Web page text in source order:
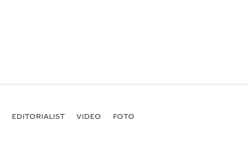
EDITORIALIST VIDEO FOTO